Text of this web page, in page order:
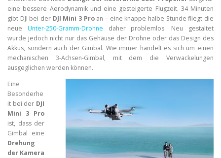
eine bessere Aerodynamik und eine gesteigerte Flugzeit. 34 Minuten
gibt DJI bei der DJI Mini 3 Proan – eine knappe halbe Stunde fliegt die
neue Unter-250-Gramm-Drohne daher problemlos. Neu gestaltet
wurde jedoch nicht nur das Gehäuse der Drohne oder das Design des
Akkus, sondern auch der Gimbal. Wie immer handelt es sich um einen
mechanischen 3-Achsen-Gimbal, mit dem die Verwackelungen
ausgeglichen werden können.
Eine
Besonderhe
it bei der DJI
Mini 3 Pro
ist, dass der
Gimbal eine
Drehung
der Kamera